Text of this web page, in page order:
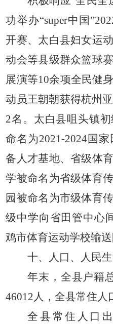
功举办“super中国
开赛、太白县妇女运
动会等县级群众篮球
展演等10余项全民健
动员王朝朝获得杭州
2名。太白县咀头镇
命名为2021-2024国
备人才基地、省级体
学被命名为省级体育
园被命名为市级体育
级中学向省田管中心
鸡市体育运动学校输送
十、人口、人民
年末，全县户籍
46012人，全县常住人
全县常住人口